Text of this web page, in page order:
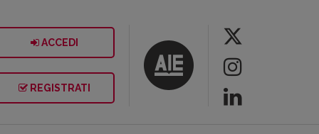
ACCEDI
REGISTRATI